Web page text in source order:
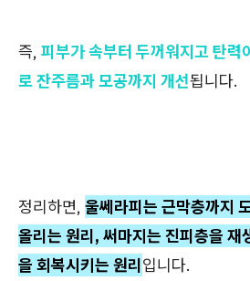
즉, 피부가 속부터 두꺼워지고 탄력
로 잔주름과 모공까지 개선됩니다.
정리하면, 울쎄라피는 근막층까지
올리는 원리, 써마지는 진피층을 재
을 회복시키는 원리입니다.